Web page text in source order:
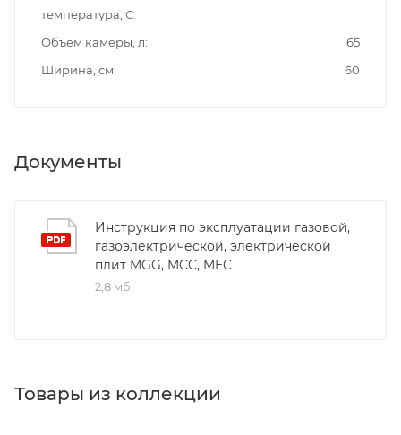
температура, С
Объем камеры, л
65
Ширина, см
60
Документы
Инструкция по эксплуатации газовой,
газоэлектрической, электрической
плит MGG, MCC, MEC
2,8 мб
Товары из коллекции